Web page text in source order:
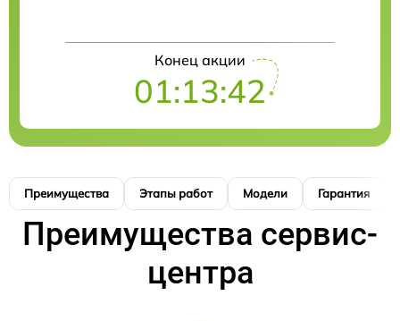
Конец акции
01:13:41
Преимущества Этапы работ Модели Гарантия
Преимущества сервис-
центра